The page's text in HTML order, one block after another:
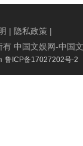
| 隐私政策 |
中国文娱网-中国
鲁ICP备17027202号-2